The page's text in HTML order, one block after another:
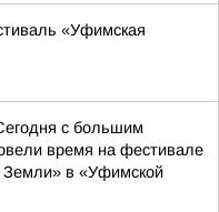
«Уфимская
с большим
время на фестивале
в «Уфимской